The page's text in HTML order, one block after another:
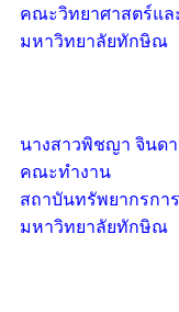
คณะวิทยาศาสตร์แ
มหาวิทยาลัยทักษิณ
นางสาวพิชญา จินด
คณะทำงาน
สถาบันทรัพยากรกา
มหาวิทยาลัยทักษิณ